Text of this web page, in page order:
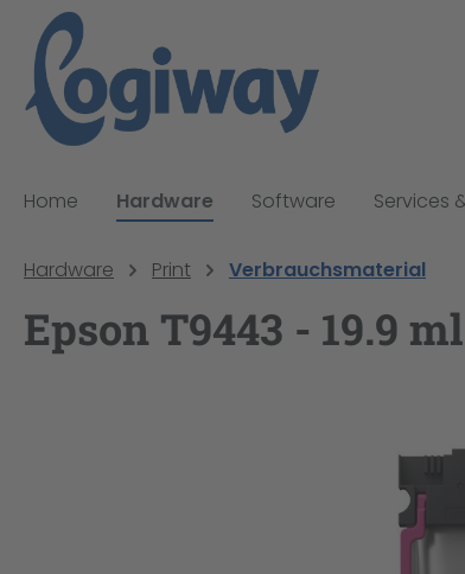
Home Hardware Software Services
Hardware Print Verbrauchsmaterial
Epson T9443 - 19.9